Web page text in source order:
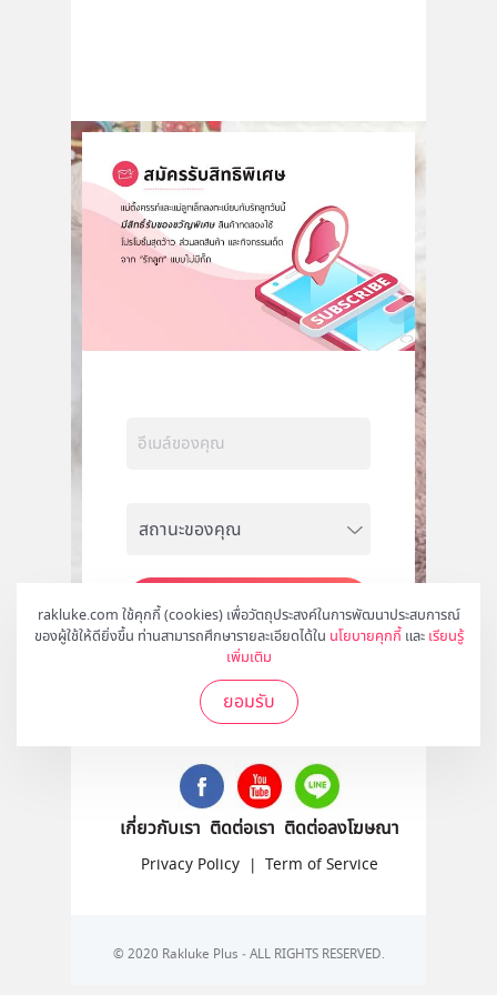
rakluke.com ใช้คุกกี้ (cookies) เพื่อวัตถุประสงค์ในการพัฒนาประสบการณ์
ของผู้ใช้ให้ดียิ่งขึ้น ท่านสามารถศึกษารายละเอียดได้ใน นโยบายคุกกี้ และ เรียนรู้
เพิ่มเติม
ยอมรับ
สมัคร
ติดตามเราได้ที่
เกี่ยวกับเรา ติดต่อเรา ติดต่อลงโฆษณา
Privacy Policy | Term of Service
© 2020 Rakluke Plus - ALL RIGHTS RESERVED.